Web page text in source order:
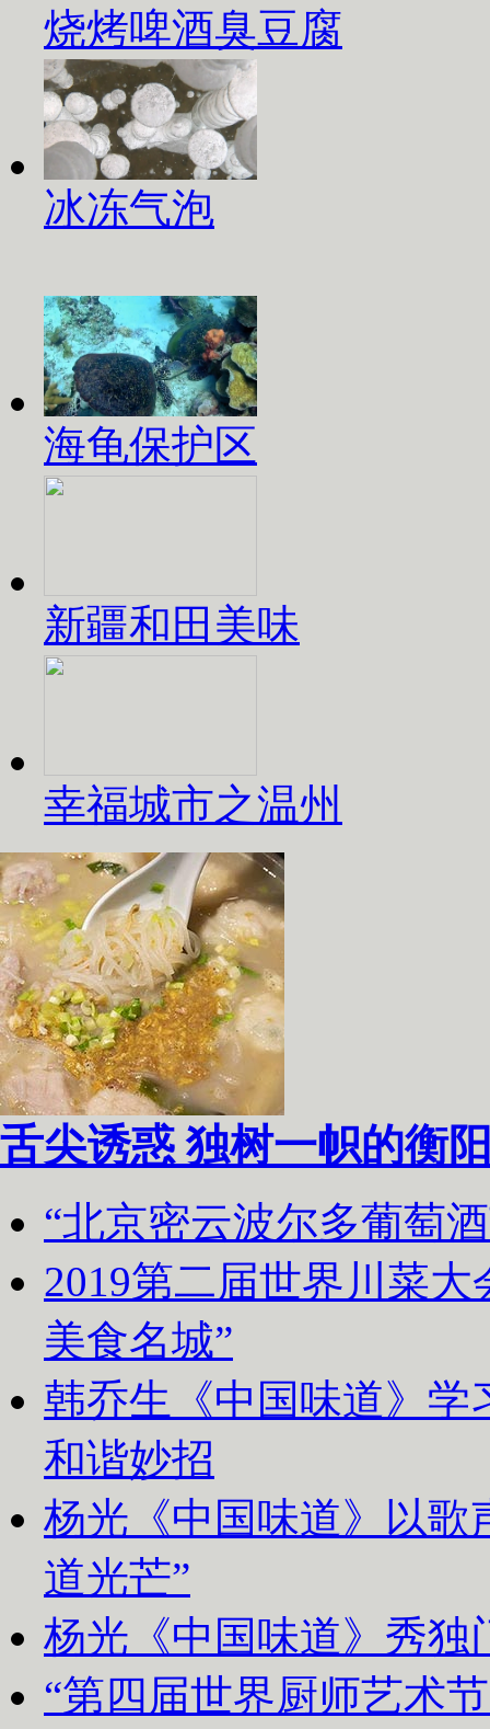
烧烤啤酒臭豆腐
冰冻气泡
海龟保护区
新疆和田美味
幸福城市之温州
舌尖诱惑 独树一帜的衡
“北京密云波尔多葡萄
2019第二届世界川菜
美食名城”
韩乔生《中国味道》学
和谐妙招
杨光《中国味道》以歌
道光芒”
杨光《中国味道》秀独
“第四届世界厨师艺术